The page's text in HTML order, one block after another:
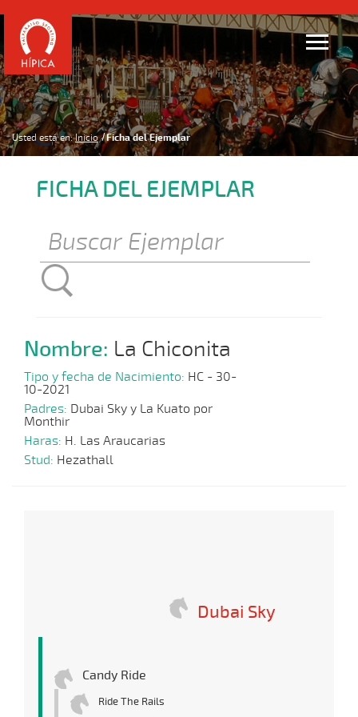
Usted está en: Inicio Ficha del Ejemplar
FICHA DEL EJEMPLAR
Nombre: La Chiconita
Tipo y fecha de Nacimiento: HC - 30-
10-2021
Padres: Dubai Sky y La Kuato por
Monthir
Haras: H. Las Araucarias
Stud: Hezathall
Dubai Sky
Candy Ride
Ride The Rails